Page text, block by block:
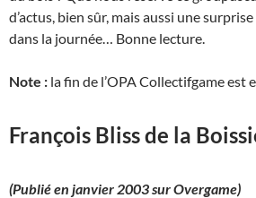
d’actus, bien sûr, mais aussi une
dans la journée… Bonne lecture.
Note : la fin de l’OPA Collectifgame est
François Bliss de la
(Publié en janvier 2003 sur Overgame)